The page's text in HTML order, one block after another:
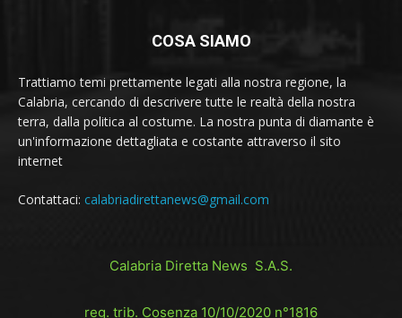
COSA SIAMO
Trattiamo temi prettamente legati alla nostra regione, la
Calabria, cercando di descrivere tutte le realtà della nostra
terra, dalla politica al costume. La nostra punta di diamante è
un'informazione dettagliata e costante attraverso il sito
internet
Contattaci: calabriadirettanews@gmail.com
Calabria Diretta News S.A.S.
reg. trib. Cosenza 10/10/2020 n°1816